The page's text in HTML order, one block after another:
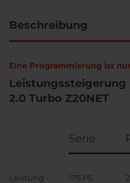
Beschreibung
Eine Programmierung ist
Leistungssteigerung
2.0 Turbo Z20NET
Serie
Leistung 175 PS